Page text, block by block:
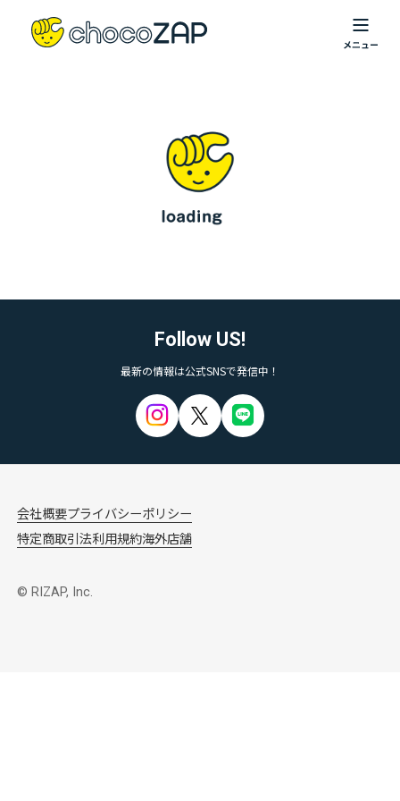
Follow US!
最新の情報は公式SNSで発信中！
会社概要プライバシーポリシー
特定商取引法利用規約海外店舗
© RIZAP, Inc.